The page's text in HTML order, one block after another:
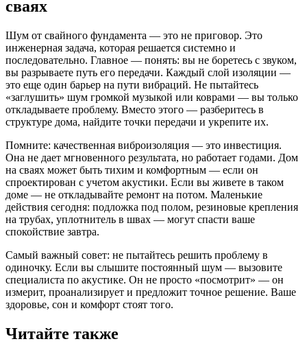
сваях
Шум от свайного фундамента — это не приговор. Это
инженерная задача, которая решается системно и
последовательно. Главное — понять: вы не боретесь с звуком,
вы разрываете путь его передачи. Каждый слой изоляции —
это еще один барьер на пути вибраций. Не пытайтесь
«заглушить» шум громкой музыкой или коврами — вы только
откладываете проблему. Вместо этого — разберитесь в
структуре дома, найдите точки передачи и укрепите их.
Помните: качественная виброизоляция — это инвестиция.
Она не дает мгновенного результата, но работает годами. Дом
на сваях может быть тихим и комфортным — если он
спроектирован с учетом акустики. Если вы живете в таком
доме — не откладывайте ремонт на потом. Маленькие
действия сегодня: подложка под полом, резиновые крепления
на трубах, уплотнитель в швах — могут спасти ваше
спокойствие завтра.
Самый важный совет: не пытайтесь решить проблему в
одиночку. Если вы слышите постоянный шум — вызовите
специалиста по акустике. Он не просто «посмотрит» — он
измерит, проанализирует и предложит точное решение. Ваше
здоровье, сон и комфорт стоят того.
Читайте также